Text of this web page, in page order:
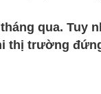
qua. Tuy
thị trường